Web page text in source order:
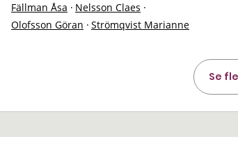
Fällman Åsa · Nelsson Claes ·
Olofsson Göran · Strömqvist Marianne
Se